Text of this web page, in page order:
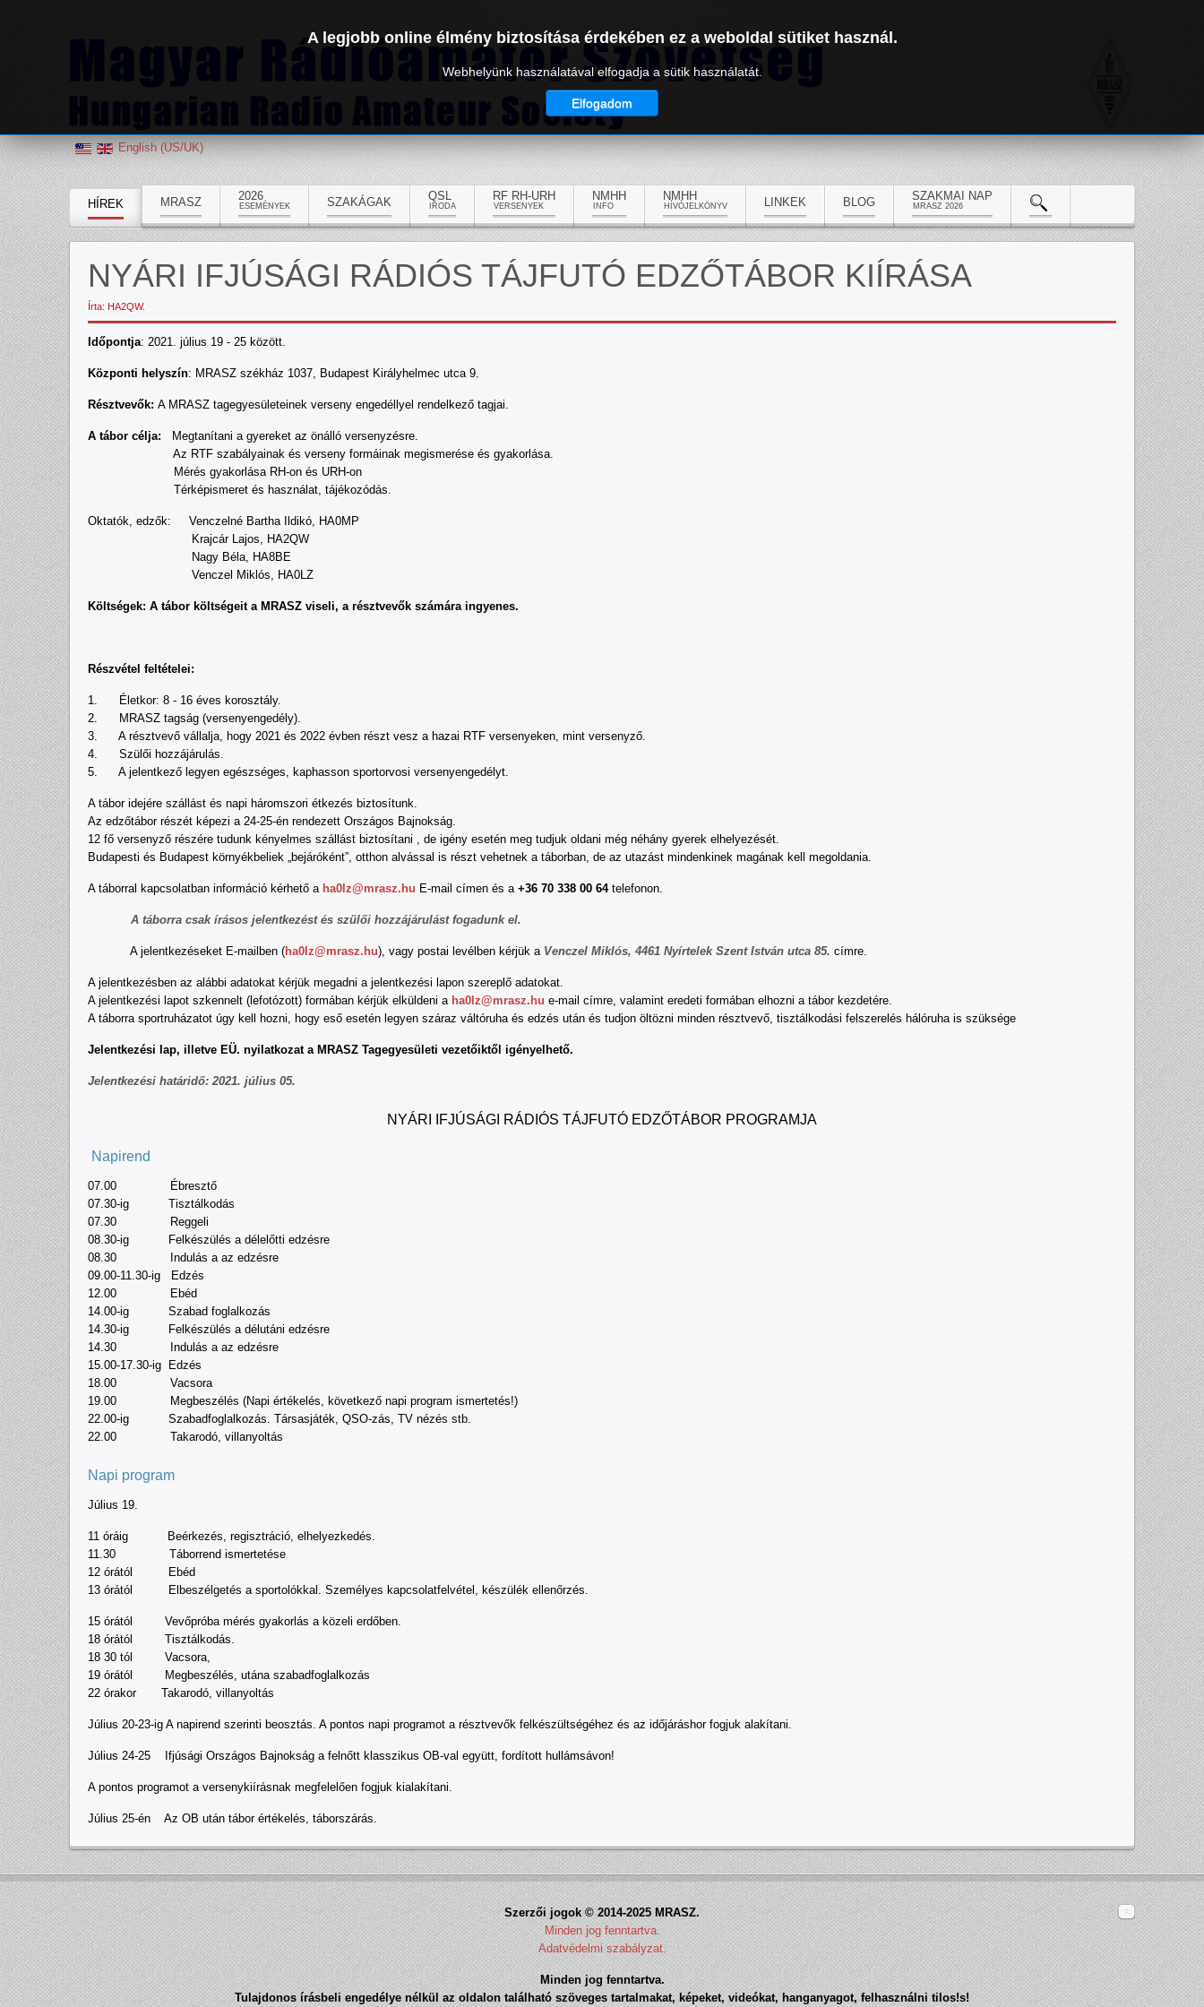
English (US/UK)
HÍREK MRASZ 2026
ESEMÉNYEK SZAKÁGAK QSL
IRODA
RF RH-URH
VERSENYEK
NMHH
INFO
NMHH
HÍVÓJELKÖNYV LINKEK BLOG SZAKMAI NAP
MRASZ 2026
NYÁRI IFJÚSÁGI RÁDIÓS TÁJFUTÓ EDZŐTÁBOR KIÍRÁSA
Írta: HA2QW.
Időpontja: 2021. július 19 - 25 között.
Központi helyszín: MRASZ székház 1037, Budapest Királyhelmec utca 9.
Résztvevők: A MRASZ tagegyesületeinek verseny engedéllyel rendelkező tagjai.
A tábor célja:
Megtanítani a gyereket az önálló versenyzésre.
Az RTF szabályainak és verseny formáinak megismerése és gyakorlása.
Mérés gyakorlása RH-on és URH-on
Térképismeret és használat, tájékozódás.
Oktatók, edzők: Venczelné Bartha Ildikó, HA0MP
Krajcár Lajos, HA2QW
Nagy Béla, HA8BE
Venczel Miklós, HA0LZ
Költségek: A tábor költségeit a MRASZ viseli, a résztvevők számára ingyenes.
Részvétel feltételei:
1. Életkor: 8 - 16 éves korosztály.
2. MRASZ tagság (versenyengedély).
3. A résztvevő vállalja, hogy 2021 és 2022 évben részt vesz a hazai RTF versenyeken, mint versenyző.
4. Szülői hozzájárulás.
5. A jelentkező legyen egészséges, kaphasson sportorvosi versenyengedélyt.
A tábor idejére szállást és napi háromszori étkezés biztosítunk.
Az edzőtábor részét képezi a 24-25-én rendezett Országos Bajnokság.
12 fő versenyző részére tudunk kényelmes szállást biztosítani , de igény esetén meg tudjuk oldani még néhány gyerek elhelyezését.
Budapesti és Budapest környékbeliek „bejáróként”, otthon alvással is részt vehetnek a táborban, de az utazást mindenkinek magának kell megoldania.
A táborral kapcsolatban információ kérhető a ha0lz@mrasz.hu E-mail címen és a +36 70 338 00 64telefonon.
A táborra csak írásos jelentkezést és szülői hozzájárulást fogadunk el.
A jelentkezéseket E-mailben (ha0lz@mrasz.hu), vagy postai levélben kérjük a Venczel Miklós, 4461 Nyírtelek Szent István utca 85. címre.
A jelentkezésben az alábbi adatokat kérjük megadni a jelentkezési lapon szereplő adatokat.
A jelentkezési lapot szkennelt (lefotózott) formában kérjük elküldeni a ha0lz@mrasz.hu e-mail címre, valamint eredeti formában elhozni a tábor kezdetére.
A táborra sportruházatot úgy kell hozni, hogy eső esetén legyen száraz váltóruha és edzés után és tudjon öltözni minden résztvevő, tisztálkodási felszerelés hálóruha is szüksége
Jelentkezési lap, illetve EÜ. nyilatkozat a MRASZ Tagegyesületi vezetőiktől igényelhető.
Jelentkezési határidő: 2021. július 05.
NYÁRI IFJÚSÁGI RÁDIÓS TÁJFUTÓ EDZŐTÁBOR PROGRAMJA
Napirend
07.00 Ébresztő
07.30-ig Tisztálkodás
07.30 Reggeli
08.30-ig Felkészülés a délelőtti edzésre
08.30 Indulás a az edzésre
09.00-11.30-ig Edzés
12.00 Ebéd
14.00-ig Szabad foglalkozás
14.30-ig Felkészülés a délutáni edzésre
14.30 Indulás a az edzésre
15.00-17.30-ig Edzés
18.00 Vacsora
19.00 Megbeszélés (Napi értékelés, következő napi program ismertetés!)
22.00-ig Szabadfoglalkozás. Társasjáték, QSO-zás, TV nézés stb.
22.00 Takarodó, villanyoltás
Napi program
Július 19.
11 óráig Beérkezés, regisztráció, elhelyezkedés.
11.30 Táborrend ismertetése
12 órától Ebéd
13 órától Elbeszélgetés a sportolókkal. Személyes kapcsolatfelvétel, készülék ellenőrzés.
15 órától Vevőpróba mérés gyakorlás a közeli erdőben.
18 órától Tisztálkodás.
18 30 tól Vacsora,
19 órától Megbeszélés, utána szabadfoglalkozás
22 órakor Takarodó, villanyoltás
Július 20-23-ig A napirend szerinti beosztás. A pontos napi programot a résztvevők felkészültségéhez és az időjáráshor fogjuk alakítani.
Július 24-25 Ifjúsági Országos Bajnokság a felnőtt klasszikus OB-val együtt, fordított hullámsávon!
A pontos programot a versenykiírásnak megfelelően fogjuk kialakítani.
Július 25-én Az OB után tábor értékelés, táborszárás.
Szerzői jogok © 2014-2025 MRASZ.
Minden jog fenntartva.
Adatvédelmi szabályzat.
Minden jog fenntartva.
Tulajdonos írásbeli engedélye nélkül az oldalon található szöveges tartalmakat, képeket, videókat, hanganyagot, felhasználni tilos!s!
A legjobb online élmény biztosítása érdekében ez a weboldal sütiket használ.
Webhelyünk használatával elfogadja a sütik használatát.
Elfogadom